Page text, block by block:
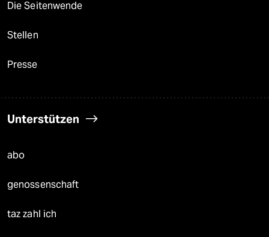
Die Seitenwende
Stellen
Presse
Unterstützen
abo
genossenschaft
taz zahl ich